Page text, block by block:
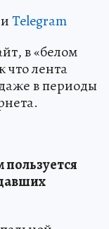
иTelegram
в «белом
что лента
в периоды